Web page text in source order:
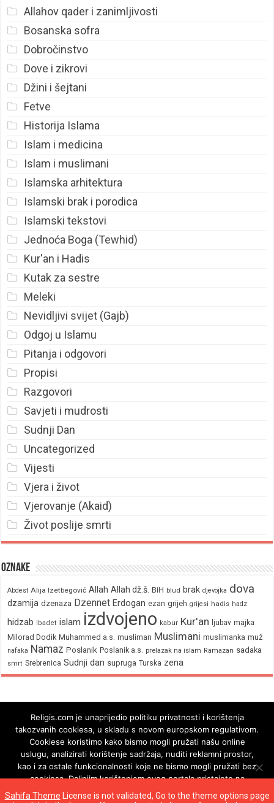
Allahov qader i zanimljivosti
Bosanska sofra
Dobročinstvo
Dove i zikrovi
Džini i šejtani
Fetve
Historija Islama
Islam i medicina
Islam i muslimani
Islamska arhitektura
Islamski brak i porodica
Islamski tekstovi
Jednoća Boga (Tewhid)
Kur'an i Hadis
Kutak za sestre
Meleki
Nevidljivi svijet (Gajb)
Odgoj u Islamu
Pitanja i odgovori
Propisi
Razgovori
Savjeti i mudrosti
Sudnji Dan
Uncategorized
Vijesti
Vjera i život
Vjerovanje (Akaid)
Život poslije smrti
Oznake
Abdest Alija Izetbegović Allah Allah dž.š. BiH blud brak djevojka dova
dzamija dzenaza Dzennet Erdogan ezan grijeh grijesi hadis hadz
hidzab ibadet islam izdvojeno kabur Kur'an ljubav majka
Milorad Dodik Muhammed a.s. musliman Muslimani muslimanka muž
nafaka Namaz Poslanik Poslanik a.s. prelazak na islam Ramazan sadaka
smrt Srebrenica Sudnji dan supruga Turska zena
Sahifa Theme License is not validated, Go to the theme options page
Religis.com je unaprijedio politiku privatnosti i korištenja
takozvanih cookiesa, u skladu s novom europskom regulativom.
Cookiese koristimo kako bismo mogli pružati našu online
uslugu, analizirati korištenje sadržaja, nuditi reklamni prostor,
kao i za ostale funkcionalnosti koje ne bismo mogli pružati bez
cookiesa. Daljnjim korištenjem ovog portala pristajete na
korištenje cookiesa.